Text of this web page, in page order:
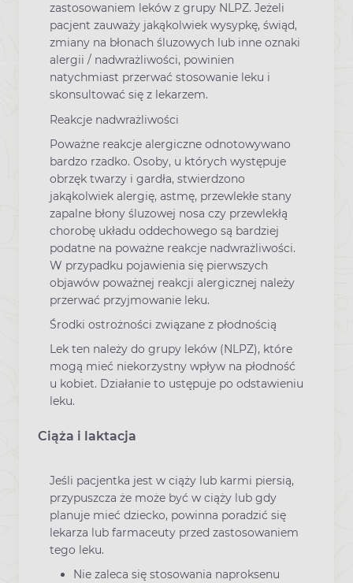
zastosowaniem leków z grupy NLPZ. Jeżeli
pacjent zauważy jakąkolwiek wysypkę, świąd,
zmiany na błonach śluzowych lub inne oznaki
alergii / nadwrażliwości, powinien
natychmiast przerwać stosowanie leku i
skonsultować się z lekarzem.
Reakcje nadwrażliwości
Poważne reakcje alergiczne odnotowywano
bardzo rzadko. Osoby, u których występuje
obrzęk twarzy i gardła, stwierdzono
jakąkolwiek alergię, astmę, przewlekłe stany
zapalne błony śluzowej nosa czy przewlekłą
chorobę układu oddechowego są bardziej
podatne na poważne reakcje nadwrażliwości.
W przypadku pojawienia się pierwszych
objawów poważnej reakcji alergicznej należy
przerwać przyjmowanie leku.
Środki ostrożności związane z płodnością
Lek ten należy do grupy leków (NLPZ), które
mogą mieć niekorzystny wpływ na płodność
u kobiet. Działanie to ustępuje po odstawieniu
leku.
Ciąża i laktacja
Jeśli pacjentka jest w ciąży lub karmi piersią,
przypuszcza że może być w ciąży lub gdy
planuje mieć dziecko, powinna poradzić się
lekarza lub farmaceuty przed zastosowaniem
tego leku.
Nie zaleca się stosowania naproksenu